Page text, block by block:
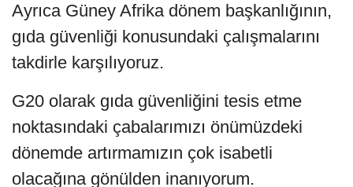
Ayrıca Güney Afrika dönem başkanlığının,
gıda güvenliği konusundaki çalışmalarını
takdirle karşılıyoruz.
G20 olarak gıda güvenliğini tesis etme
noktasındaki çabalarımızı önümüzdeki
dönemde artırmamızın çok isabetli
olacağına gönülden inanıyorum.